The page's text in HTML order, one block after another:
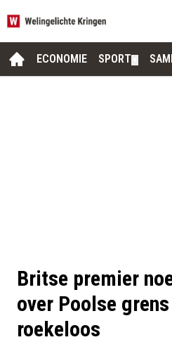
ECONOMIE SPORT
Britse premier
over Poolse
roekeloos